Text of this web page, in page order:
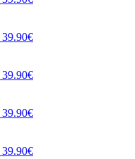
39.90€
39.90€
39.90€
39.90€